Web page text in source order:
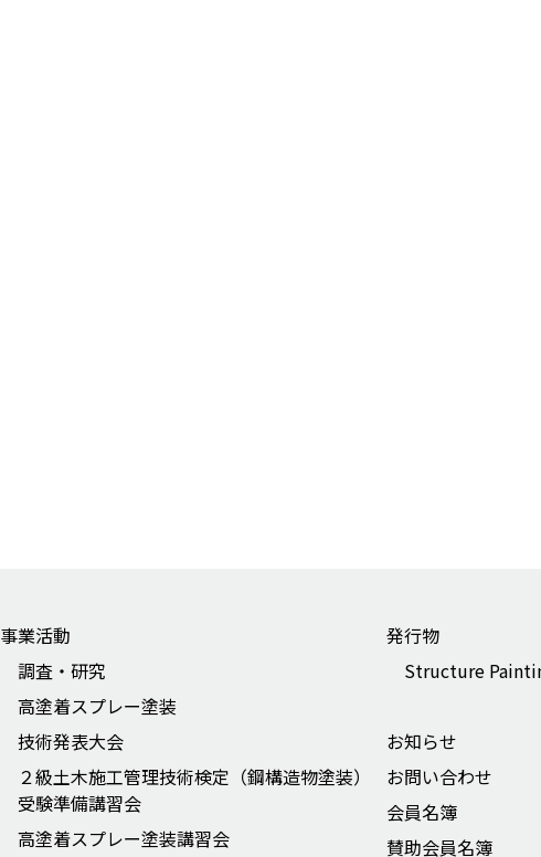
事業活動
調査・研究
高塗着スプレー塗装
技術発表大会
２級土木施工管理技術検定（鋼構造物塗装）
受験準備講習会
高塗着スプレー塗装講習会
発行物
Structure
お知らせ
お問い合わせ
会員名簿
賛助会員名簿